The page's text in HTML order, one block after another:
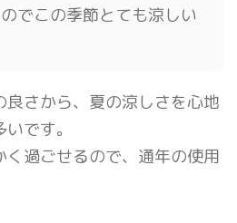
でこの季節とても涼しい
さから、夏の涼しさを心地
です。
過ごせるので、通年の使用